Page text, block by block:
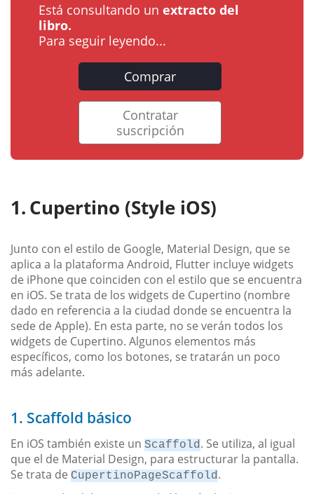
Está consultando un extracto del
libro.
Para seguir leyendo...
Comprar
Contratar
suscripción
Cupertino (Style iOS)
Junto con el estilo de Google, Material Design, que se
aplica a la plataforma Android, Flutter incluye widgets
de iPhone que coinciden con el estilo que se encuentra
en iOS. Se trata de los widgets de Cupertino (nombre
dado en referencia a la ciudad donde se encuentra la
sede de Apple). En esta parte, no se verán todos los
widgets de Cupertino. Algunos elementos más
específicos, como los botones, se tratarán un poco
más adelante.
1. Scaffold básico
En iOS también existe un Scaffold. Se utiliza, al igual
que el de Material Design, para estructurar la pantalla.
Se trata de CupertinoPageScaffold.